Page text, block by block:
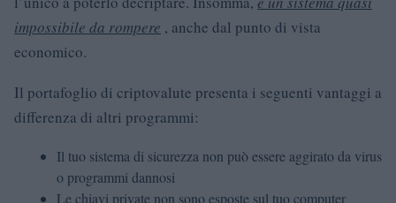
impossibile da rompere , anche dal punto di vista
economico.
Il portafoglio di criptovalute presenta i seguenti vantaggi a
differenza di altri programmi:
Il tuo sistema di sicurezza non può essere aggirato da virus
o programmi dannosi
Le chiavi private non sono esposte sul tuo computer